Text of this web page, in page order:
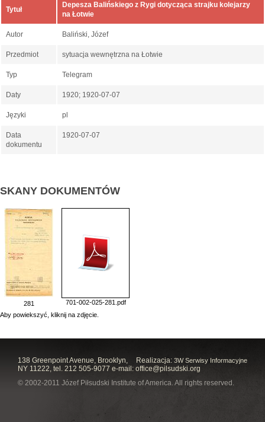
Tytuł
Depesza Balińskiego z Rygi dotycząca strajku kolejarzy
na Łotwie
Autor Baliński, Józef
Przedmiot sytuacja wewnętrzna na Łotwie
Typ Telegram
Daty 1920; 1920-07-07
Języki pl
Data
dokumentu
1920-07-07
SKANY DOKUMENTÓW
281
701-002-025-281.pdf
Aby powiekszyć, kliknij na zdjęcie.
Realizacja: 3W Serwisy Informacyjne
138 Greenpoint Avenue, Brooklyn,
NY 11222, tel. 212 505-9077 e-mail: office@pilsudski.org
© 2002-2011 Józef Piłsudski Institute of America. All rights reserved.